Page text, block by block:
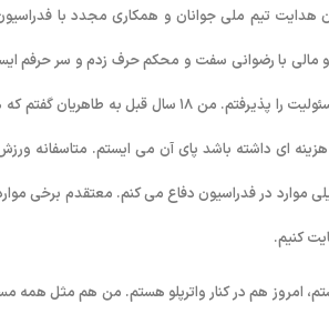
تیم ملی جوانان و همکاری مجدد با
با رضوانی سفت و محکم حرف زدم و سر حرفم
به خاطر همان ایدئولوژی و حرفی که ۱۸ سال قبل به سیروس طاهریان زدم،
ای داشته باشد پای آن می ایستم. متاسفانه
موارد در فدراسیون دفاع می کنم. معتقدم برخی
کنیم.
امروز هم در کنار واترپلو هستم. من هم مثل همه